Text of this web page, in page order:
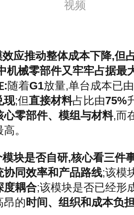
视频
应推动整体成本下降,但
机械零部件又牢牢占据最
:随着G1放量,单台成本已由
现;但直接材料占比由75%
心零部件、模组与材料,而
。
块是否自研,核心看三件
协同效率和产品路线;该模
度耦合;该模块是否已经形
昂的时间、组织和成本负